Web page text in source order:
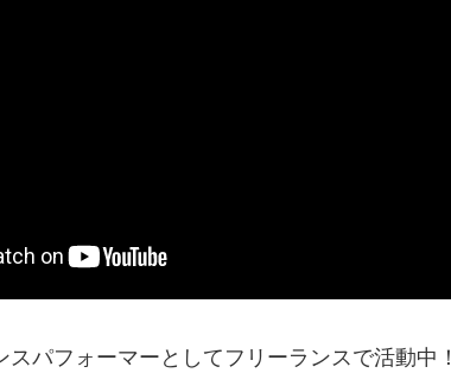
スパフォーマーとしてフリーランスで活動中！